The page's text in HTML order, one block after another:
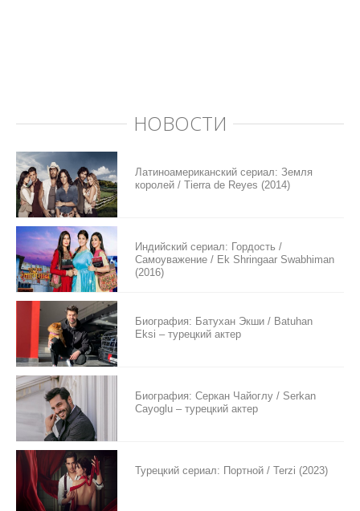
НОВОСТИ
Латиноамериканский сериал: Земля
королей / Tierra de Reyes (2014)
Индийский сериал: Гордость /
Самоуважение / Ek Shringaar Swabhiman
(2016)
Биография: Батухан Экши / Batuhan
Eksi – турецкий актер
Биография: Серкан Чайоглу / Serkan
Cayoglu – турецкий актер
Турецкий сериал: Портной / Terzi (2023)